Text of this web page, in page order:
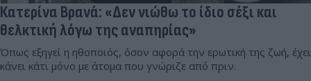
Κατερίνα Βρανά: «Δεν νιώθω το ίδιο σέξι και
θελκτική λόγω της αναπηρίας»
Όπως εξηγεί η ηθοποιός, όσον αφορά την ερωτική της ζωή, έχει
κάνει κάτι μόνο με άτομα που γνώριζε από πριν.